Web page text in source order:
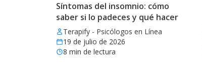
Síntomas del insomnio: cómo
saber si lo padeces y qué hacer
Terapify - Psicólogos en Línea
19 de julio de 2026
8 min de lectura